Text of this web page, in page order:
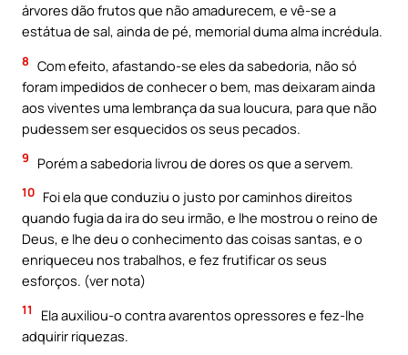
árvores dão frutos que não amadurecem, e vê-se a
estátua de sal, ainda de pé, memorial duma alma incrédula.
8 Com efeito, afastando-se eles da sabedoria, não só
foram impedidos de conhecer o bem, mas deixaram ainda
aos viventes uma lembrança da sua loucura, para que não
pudessem ser esquecidos os seus pecados.
9 Porém a sabedoria livrou de dores os que a servem.
10 Foi ela que conduziu o justo por caminhos direitos
quando fugia da ira do seu irmão, e lhe mostrou o reino de
Deus, e lhe deu o conhecimento das coisas santas, e o
enriqueceu nos trabalhos, e fez frutificar os seus
esforços. (ver nota)
11
Ela auxiliou-o contra avarentos opressores e fez-lhe
adquirir riquezas.